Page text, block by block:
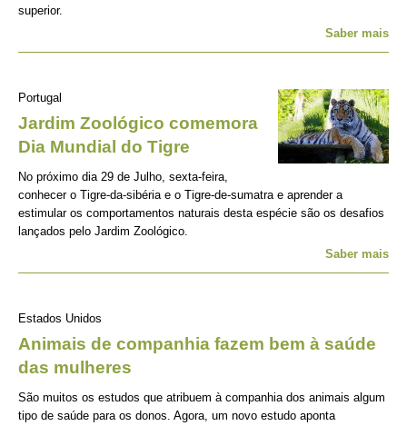
superior.
Saber mais
Portugal
Jardim Zoológico comemora
Dia Mundial do Tigre
No próximo dia 29 de Julho, sexta-feira,
conhecer o Tigre-da-sibéria e o Tigre-de-sumatra e aprender a
estimular os comportamentos naturais desta espécie são os desafios
lançados pelo Jardim Zoológico.
Saber mais
Estados Unidos
Animais de companhia fazem bem à saúde
das mulheres
São muitos os estudos que atribuem à companhia dos animais algum
tipo de saúde para os donos. Agora, um novo estudo aponta